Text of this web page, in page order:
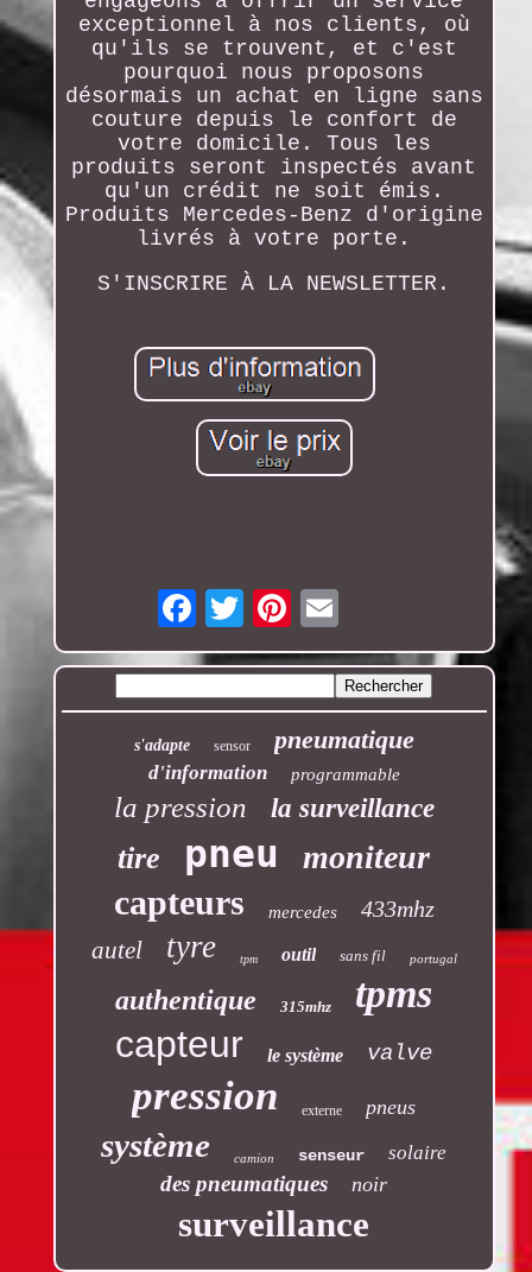
exceptionnel à nos clients, où
qu'ils se trouvent, et c'est
pourquoi nous proposons
désormais un achat en ligne sans
couture depuis le confort de
votre domicile. Tous les
produits seront inspectés avant
qu'un crédit ne soit émis.
Produits Mercedes-Benz d'origine
livrés à votre porte.
S'INSCRIRE À LA NEWSLETTER.
Email
s'adapte sensor pneumatique
d'information programmable
la pression la surveillance
tire pneu moniteur
capteurs mercedes 433mhz
autel tyre tpm outil sans fil portugal
authentique 315mhz tpms
capteur le système valve
pression externe pneus
système camion senseur solaire
des pneumatiques noir
surveillance